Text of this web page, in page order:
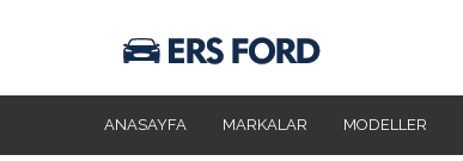
ANASAYFA MARKALAR MODELLER